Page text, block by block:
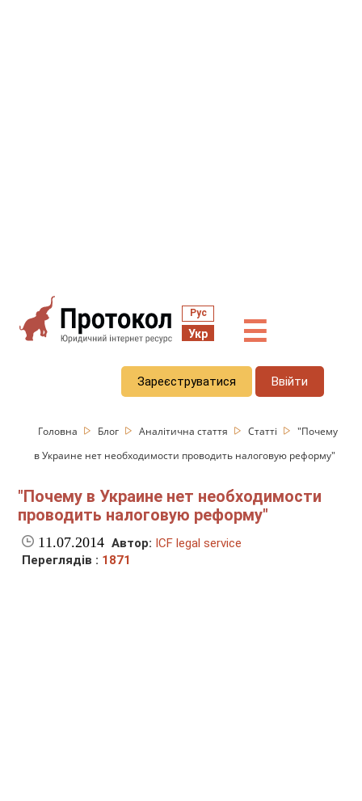
Рус
Укр ☰
Зареєструватися Ввійти
Головна Блог Аналітична стаття Статті
"Почему
в Украине нет необходимости проводить налоговую реформу"
"Почему в Украине нет необходимости
проводить налоговую реформу"
11.07.2014 Автор: ICF legal service
Переглядів : 1871